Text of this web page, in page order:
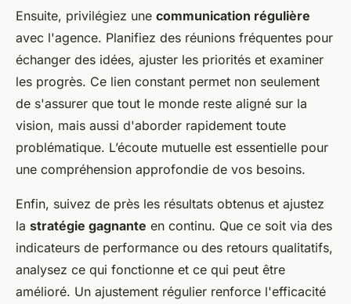
Ensuite, privilégiez une communication régulière
avec l'agence. Planifiez des réunions fréquentes pour
échanger des idées, ajuster les priorités et examiner
les progrès. Ce lien constant permet non seulement
de s'assurer que tout le monde reste aligné sur la
vision, mais aussi d'aborder rapidement toute
problématique. L’écoute mutuelle est essentielle pour
une compréhension approfondie de vos besoins.
Enfin, suivez de près les résultats obtenus et ajustez
la stratégie gagnante en continu. Que ce soit via des
indicateurs de performance ou des retours qualitatifs,
analysez ce qui fonctionne et ce qui peut être
amélioré. Un ajustement régulier renforce l'efficacité